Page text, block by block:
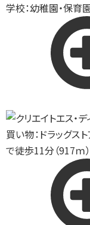
学校：幼稚園・保育
買い物：ドラッグス
で徒歩11分（917ｍ）